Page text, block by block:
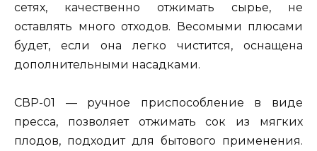
сетях, качественно отжимать сырье, не
оставлять много отходов. Весомыми плюсами
будет, если она легко чистится, оснащена
дополнительными насадками.
СВР-01 — ручное приспособление в виде
пресса, позволяет отжимать сок из мягких
плодов, подходит для бытового применения.